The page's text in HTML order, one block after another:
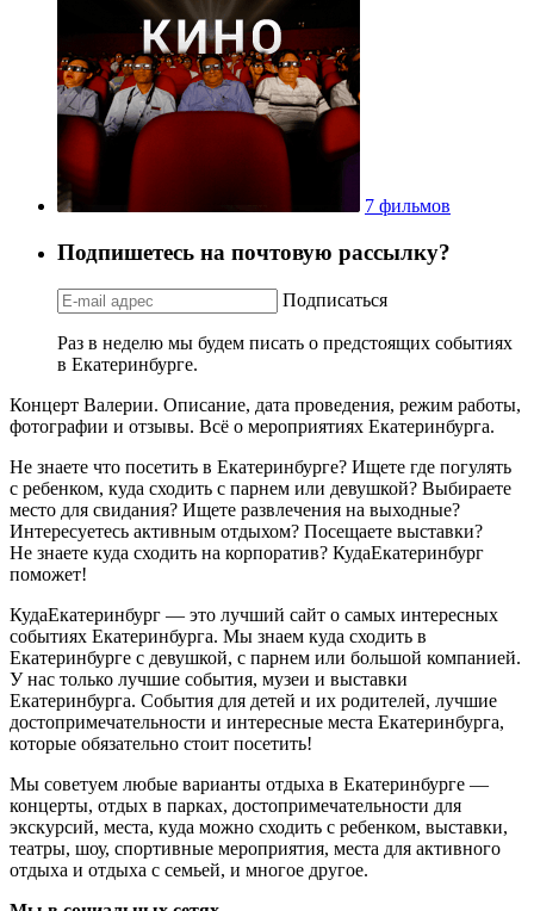
7 фильмов
Подпишетесь на почтовую рассылку?
Подписаться
Раз в неделю мы будем писать о предстоящих событиях
в Екатеринбурге.
Концерт Валерии. Описание, дата проведения, режим работы,
фотографии и отзывы. Всё о мероприятиях Екатеринбурга.
Не знаете что посетить в Екатеринбурге? Ищете где погулять
с ребенком, куда сходить с парнем или девушкой? Выбираете
место для свидания? Ищете развлечения на выходные?
Интересуетесь активным отдыхом? Посещаете выставки?
Не знаете куда сходить на корпоратив? КудаЕкатеринбург
поможет!
КудаЕкатеринбург — это лучший сайт о самых интересных
событиях Екатеринбурга. Мы знаем куда сходить в
Екатеринбурге с девушкой, с парнем или большой компанией.
У нас только лучшие события, музеи и выставки
Екатеринбурга. События для детей и их родителей, лучшие
достопримечательности и интересные места Екатеринбурга,
которые обязательно стоит посетить!
Мы советуем любые варианты отдыха в Екатеринбурге —
концерты, отдых в парках, достопримечательности для
экскурсий, места, куда можно сходить с ребенком, выставки,
театры, шоу, спортивные мероприятия, места для активного
отдыха и отдыха с семьей, и многое другое.